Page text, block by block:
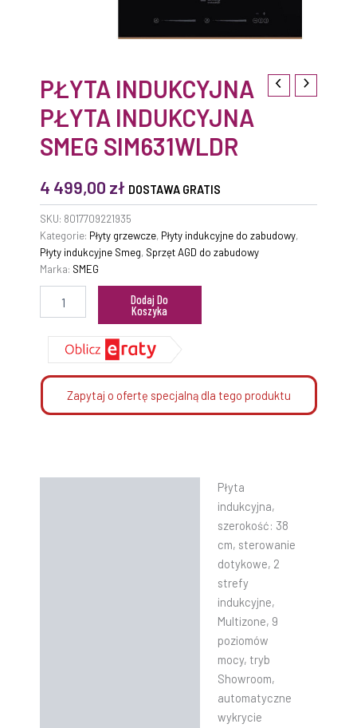
PŁYTA INDUKCYJNA
PŁYTA INDUKCYJNA
SMEG SIM631WLDR
4 499,00 zł DOSTAWA GRATIS
SKU: 8017709221935
Kategorie: Płyty grzewcze, Płyty indukcyjne do zabudowy,
Płyty indukcyjne Smeg, Sprzęt AGD do zabudowy
Marka: SMEG
Dodaj Do
Koszyka
Zapytaj o ofertę specjalną dla tego produktu
Płyta
indukcyjna,
szerokość: 38
cm, sterowanie
dotykowe, 2
strefy
indukcyjne,
Multizone, 9
poziomów
mocy, tryb
Showroom,
automatyczne
wykrycie